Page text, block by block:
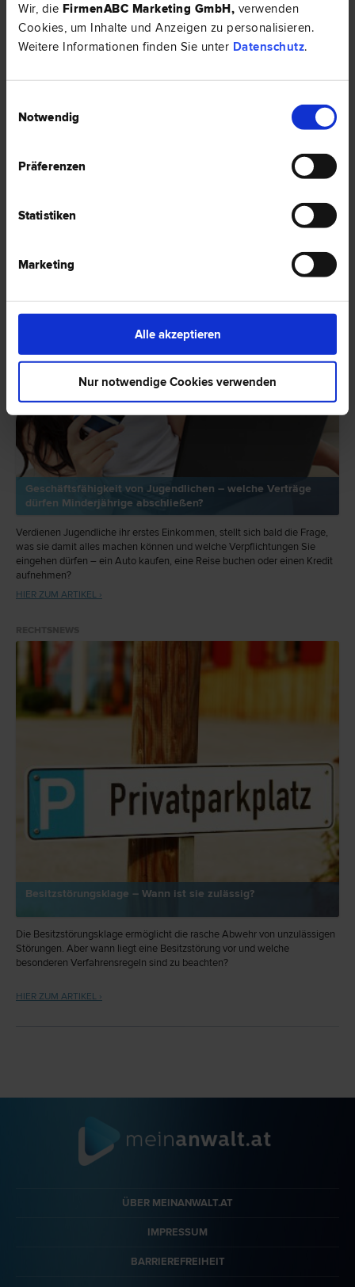
Wir, die FirmenABC Marketing GmbH, verwenden
Cookies, um Inhalte und Anzeigen zu personalisieren.
Weitere Informationen finden Sie unter Datenschutz.
Notwendig
Präferenzen
Statistiken
Marketing
Alle akzeptieren
Nur notwendige Cookies verwenden
Geschäftsfähigkeit von Jugendlichen – welche Verträge
dürfen Minderjährige abschließen?
Verdienen Jugendliche ihr erstes Einkommen, stellt sich bald die Frage,
was sie damit alles machen können und welche Verpflichtungen Sie
eingehen dürfen – ein Auto kaufen, eine Reise buchen oder einen Kredit
aufnehmen?
HIER ZUM ARTIKEL ›
Besitzstörungsklage – Wann ist sie zulässig?
Die Besitzstörungsklage ermöglicht die rasche Abwehr von unzulässigen
Störungen. Aber wann liegt eine Besitzstörung vor und welche
besonderen Verfahrensregeln sind zu beachten?
HIER ZUM ARTIKEL ›
ÜBER MEINANWALT.AT
IMPRESSUM
BARRIEREFREIHEIT